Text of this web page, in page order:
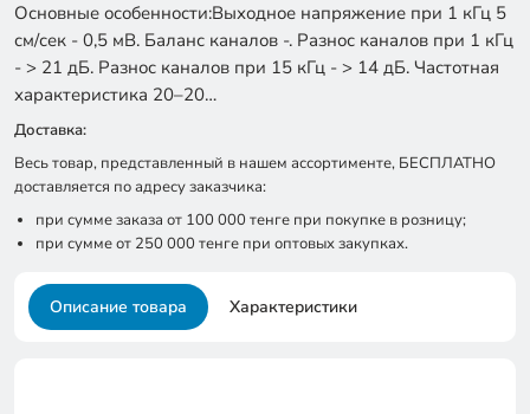
Основные особенности:Выходное напряжение при 1 кГц 5
см/сек - 0,5 мВ. Баланс каналов -. Разнос каналов при 1 кГц
- > 21 дБ. Разнос каналов при 15 кГц - > 14 дБ. Частотная
характеристика 20–20…
Доставка:
Весь товар, представленный в нашем ассортименте, БЕСПЛАТНО
доставляется по адресу заказчика:
при сумме заказа от 100 000 тенге при покупке в розницу;
при сумме от 250 000 тенге при оптовых закупках.
Описание товара Характеристики